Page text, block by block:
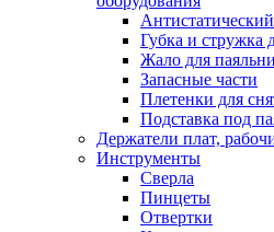
Губка и стружка
Жало для
Запасные части
Плетенки для
Подставка под
Держатели плат,
Инструменты
Сверла
Пинцеты
Отвертки